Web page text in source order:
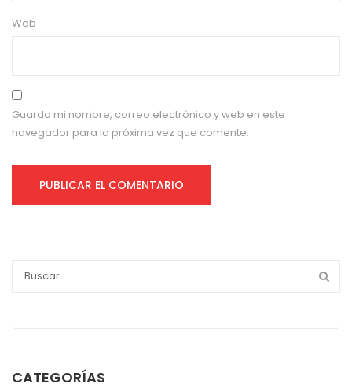
Web
Guarda mi nombre, correo electrónico y web en este
navegador para la próxima vez que comente.
CATEGORÍAS